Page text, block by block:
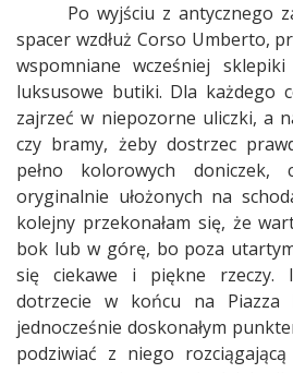
Po wyjściu z antycznego
spacer wzdłuż Corso Umberto,
wspomniane wcześniej
luksusowe butiki. Dla każdego
zajrzeć w niepozorne uliczki, a
czy bramy, żeby dostrzec
pełno kolorowych doniczek,
oryginalnie ułożonych na
kolejny przekonałam się, że
bok lub w górę, bo poza
się ciekawe i piękne rzeczy.
dotrzecie w końcu na
jednocześnie doskonałym
podziwiać z niego